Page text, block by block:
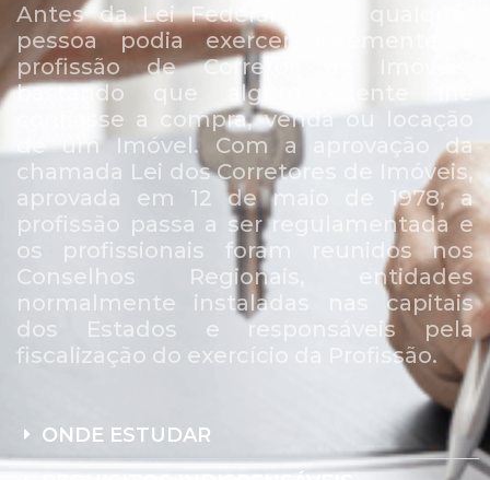
Antes da Lei Federal 6.530, qualquer
pessoa podia exercer livremente a
profissão de Corretor de Imóveis,
bastando que algum cliente lhe
confiasse a compra, venda ou locação
de um Imóvel. Com a aprovação da
chamada Lei dos Corretores de Imóveis,
aprovada em 12 de maio de 1978, a
profissão passa a ser regulamentada e
os profissionais foram reunidos nos
Conselhos Regionais, entidades
normalmente instaladas nas capitais
dos Estados e responsáveis pela
fiscalização do exercício da Profissão.
ONDE ESTUDAR